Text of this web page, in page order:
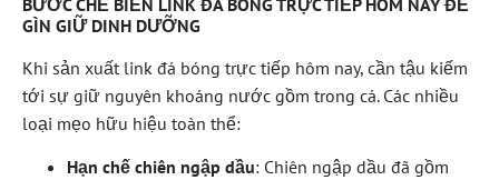
GÌN GIỮ DINH DƯỠNG
Khi sản xuất link đá bóng trực tiếp hôm nay, cần tậu kiếm
tới sự giữ nguyên khoáng nước gồm trong cá. Các nhiều
loại mẹo hữu hiệu toàn thể:
Hạn chế chiên ngập dầu: Chiên ngập dầu đã gồm